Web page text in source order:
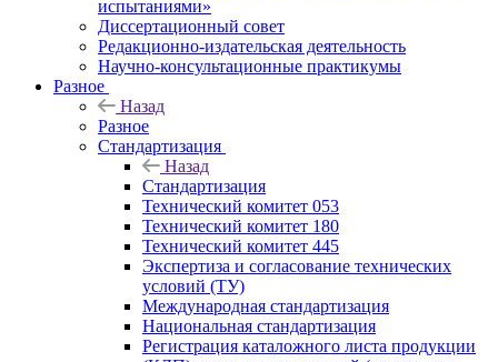
испытаниями»
Диссертационный совет
Редакционно-издательская деятельность
Научно-консультационные практикумы
Разное
Назад
Разное
Стандартизация
Назад
Стандартизация
Технический комитет 053
Технический комитет 180
Технический комитет 445
Экспертиза и согласование технических
условий (ТУ)
Международная стандартизация
Национальная стандартизация
Регистрация каталожного листа продукции